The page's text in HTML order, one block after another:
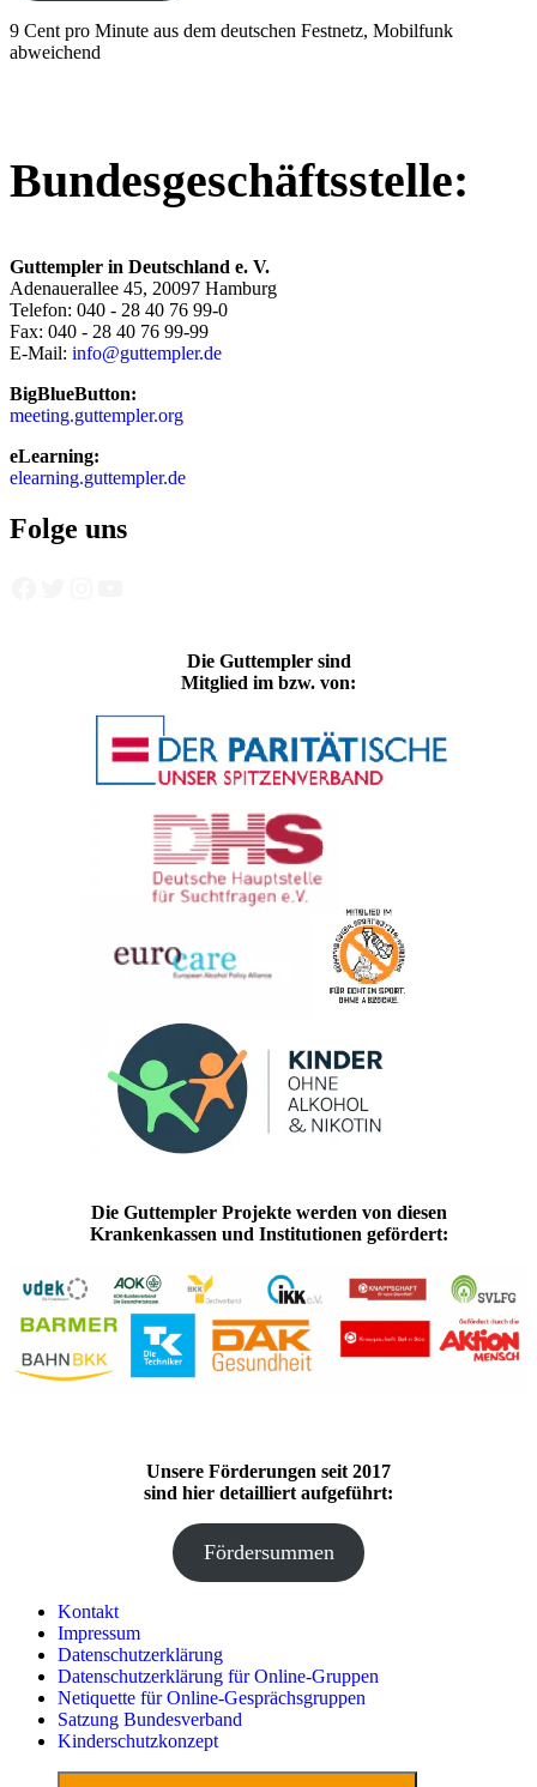
9 Cent pro Minute aus dem deutschen Festnetz, Mobilfunk
abweichend
Bundesgeschäftsstelle:
Guttempler in Deutschland e. V.
Adenauerallee 45, 20097 Hamburg
Telefon: 040 - 28 40 76 99-0
Fax: 040 - 28 40 76 99-99
E-Mail: info@guttempler.de
BigBlueButton:
meeting.guttempler.org
eLearning:
elearning.guttempler.de
Folge uns
Die Guttempler sind
Mitglied im bzw. von:
Die Guttempler Projekte werden von diesen
Krankenkassen und Institutionen gefördert:
Unsere Förderungen seit 2017
sind hier detailliert aufgeführt:
Fördersummen
Kontakt
Impressum
Datenschutzerklärung
Datenschutzerklärung für Online-Gruppen
Netiquette für Online-Gesprächsgruppen
Satzung Bundesverband
Kinderschutzkonzept